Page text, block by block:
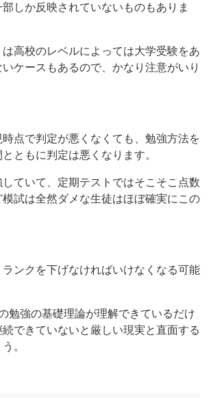
しか反映されていないものもありま
高校のレベルによっては大学受験をあ
ケースもあるので、かなり注意がいり
点で判定が悪くなくても、勉強方法を
ともに判定は悪くなります。
していて、定期テストではそこそこ点数
試は全然ダメな生徒はほぼ確実にこの
ランクを下げなければいけなくなる可能
勉強の基礎理論が理解できているだけ
できていないと厳しい現実と直面する
。